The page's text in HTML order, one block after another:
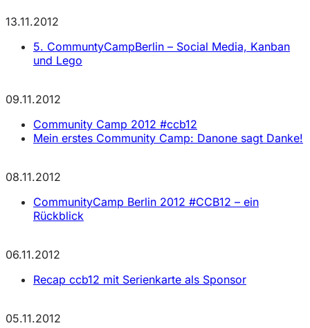
13.11.2012
5. CommuntyCampBerlin – Social Media, Kanban
und Lego
09.11.2012
Community Camp 2012 #ccb12
Mein erstes Community Camp: Danone sagt Danke!
08.11.2012
CommunityCamp Berlin 2012 #CCB12 – ein
Rückblick
06.11.2012
Recap ccb12 mit Serienkarte als Sponsor
05.11.2012